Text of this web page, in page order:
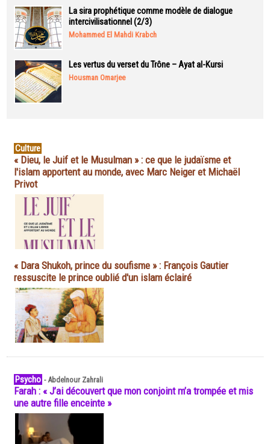
La sira prophétique comme modèle de dialogue
intercivilisationnel (2/3)
Mohammed El Mahdi Krabch
Les vertus du verset du Trône – Ayat al-Kursi
Housman Omarjee
Culture
« Dieu, le Juif et le Musulman » : ce que le judaïsme et
l'islam apportent au monde, avec Marc Neiger et Michaël
Privot
« Dara Shukoh, prince du soufisme » : François Gautier
ressuscite le prince oublié d'un islam éclairé
Psycho -Abdelnour Zahrali
Farah : « J’ai découvert que mon conjoint m’a trompée et mis
une autre fille enceinte »